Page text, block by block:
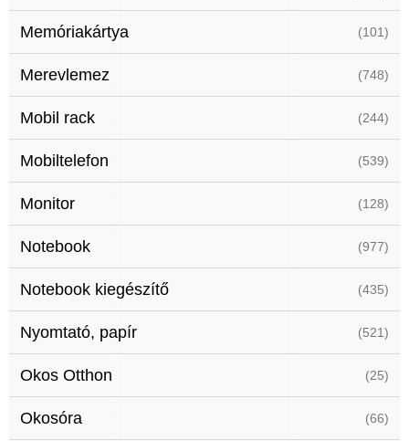
Memóriakártya (101)
Merevlemez (748)
Mobil rack (244)
Mobiltelefon (539)
Monitor (128)
Notebook (977)
Notebook kiegészítő (435)
Nyomtató, papír (521)
Okos Otthon (25)
Okosóra (66)